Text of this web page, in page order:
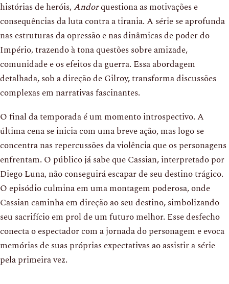
histórias de heróis,Andorquestiona as motivações e
consequências da luta contra a tirania. A série se aprofunda
nas estruturas da opressão e nas dinâmicas de poder do
Império, trazendo à tona questões sobre amizade,
comunidade e os efeitos da guerra. Essa abordagem
detalhada, sob a direção de Gilroy, transforma discussões
complexas em narrativas fascinantes.
O final da temporada é um momento introspectivo. A
última cena se inicia com uma breve ação, mas logo se
concentra nas repercussões da violência que os personagens
enfrentam. O público já sabe que Cassian, interpretado por
Diego Luna, não conseguirá escapar de seu destino trágico.
O episódio culmina em uma montagem poderosa, onde
Cassian caminha em direção ao seu destino, simbolizando
seu sacrifício em prol de um futuro melhor. Esse desfecho
conecta o espectador com a jornada do personagem e evoca
memórias de suas próprias expectativas ao assistir a série
pela primeira vez.